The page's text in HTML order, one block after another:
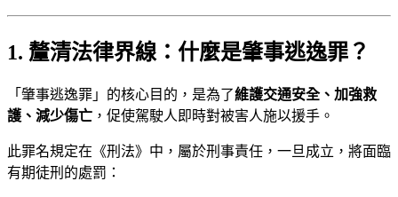
1. 釐清法律界線：什麼是肇事逃逸罪？
「肇事逃逸罪」的核心目的，是為了維護交通安全、加強救
護、減少傷亡 ，促使駕駛人即時對被害人施以援手。
此罪名規定在《刑法》中，屬於刑事責任，一旦成立，將面臨
有期徒刑的處罰：